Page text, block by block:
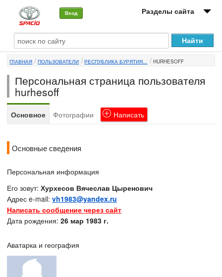
Вход Разделы сайта
О машине
Автоклуб
Форумы
Сервисы и услуги
ГЛАВНАЯ ПОЛЬЗОВАТЕЛИ РЕСПУБЛИКА БУРЯТИЯ... HURHESOFF
Персональная страница пользователя
hurhesoff
Основное Фотографии Написать
Основные сведения
Персональная информация
Его зовут: Хурхесов Вячеслав Цыренович
Адрес e-mail: vh1983@yandex.ru
Написать сообщение через сайт
Дата рождения: 26 мар 1983 г.
Аватарка и география